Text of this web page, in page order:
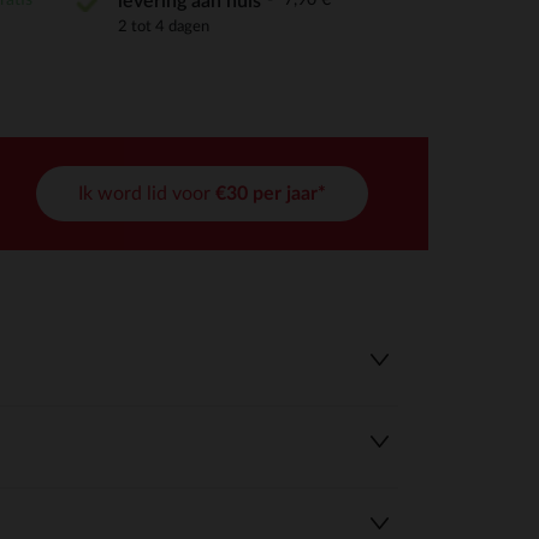
aan te passen en te beheren, en zorgt ervoor dat aan
2 tot 4 dagen
Ik word lid voor €30 per jaar*